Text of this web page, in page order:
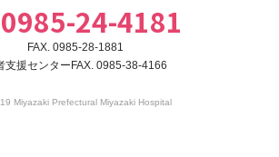
0985-24-4181
FAX. 0985-28-1881
支援センターFAX. 0985-38-4166
Miyazaki Prefectural Miyazaki Hospital